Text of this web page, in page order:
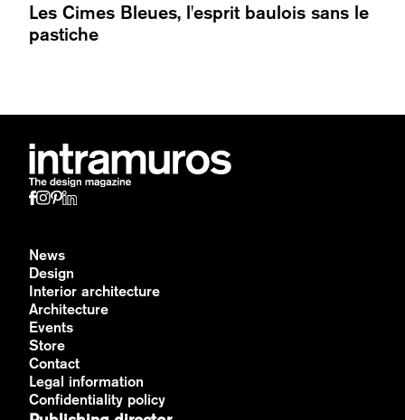
Les Cimes Bleues, l'esprit baulois sans le
pastiche
News
Design
Interior architecture
Architecture
Events
Store
Contact
Legal information
Confidentiality policy